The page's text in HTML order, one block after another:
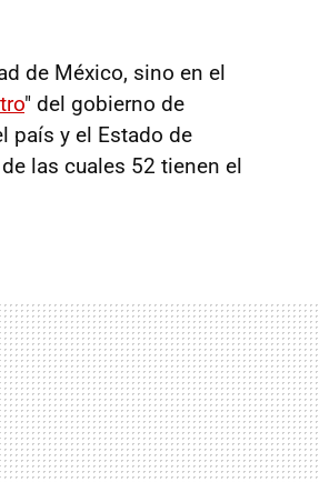
de México, sino en el
" del gobierno de
país y el Estado de
las cuales 52 tienen el